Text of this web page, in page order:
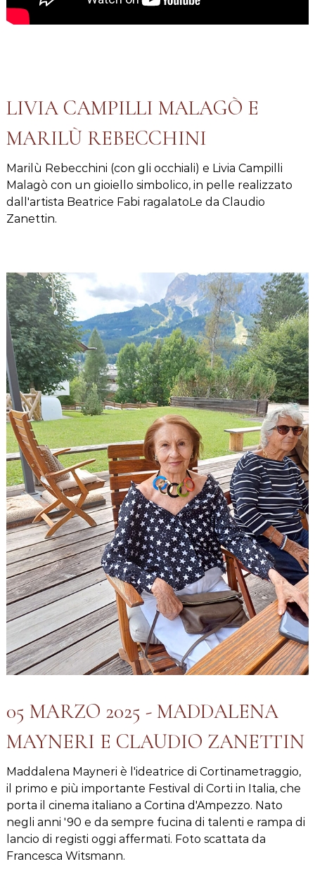
LIVIA CAMPILLI MALAGÒ E
MARILÙ REBECCHINI
Marilù Rebecchini (con gli occhiali) e Livia Campilli
Malagò con un gioiello simbolico, in pelle realizzato
dall'artista Beatrice Fabi ragalatoLe da Claudio
Zanettin.
05 MARZO 2025 - MADDALENA
MAYNERI E CLAUDIO ZANETTIN
Maddalena Mayneri è l'ideatrice di Cortinametraggio,
il primo e più importante Festival di Corti in Italia, che
porta il cinema italiano a Cortina d'Ampezzo. Nato
negli anni '90 e da sempre fucina di talenti e rampa di
lancio di registi oggi affermati. Foto scattata da
Francesca Witsmann.